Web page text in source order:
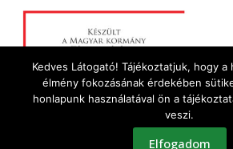
Kedves Látogató! Tájékoztatjuk, hogy a
élmény fokozásának érdekében
honlapunk használatával ön a
veszi.
Elfogadom